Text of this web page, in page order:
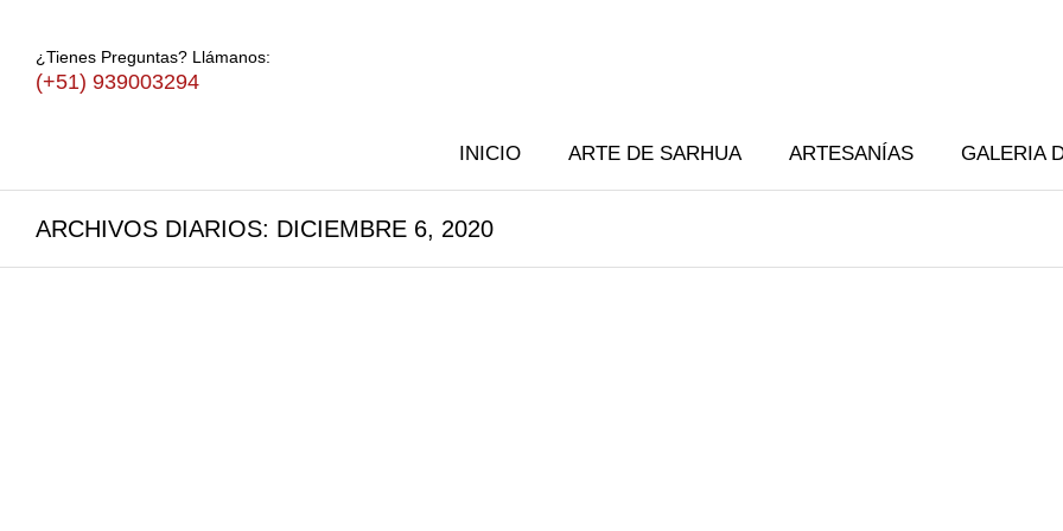
¿Tienes Preguntas? Llámanos:
(+51) 939003294
INICIO ARTE DE SARHUA ARTESANÍAS GALERIA
ARCHIVOS DIARIOS: DICIEMBRE 6, 2020